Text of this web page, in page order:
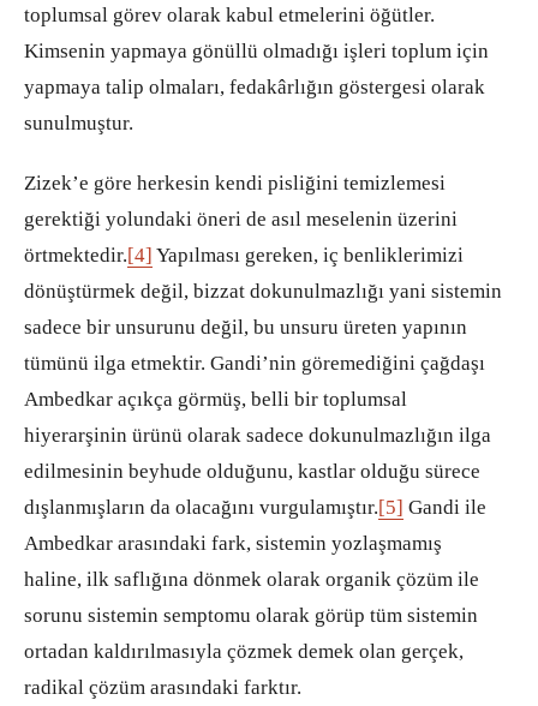
toplumsal görev olarak kabul etmelerini öğütler.
Kimsenin yapmaya gönüllü olmadığı işleri toplum için
yapmaya talip olmaları, fedakârlığın göstergesi olarak
sunulmuştur.
Zizek’e göre herkesin kendi pisliğini temizlemesi
gerektiği yolundaki öneri de asıl meselenin üzerini
örtmektedir.[4] Yapılması gereken, iç benliklerimizi
dönüştürmek değil, bizzat dokunulmazlığı yani sistemin
sadece bir unsurunu değil, bu unsuru üreten yapının
tümünü ilga etmektir. Gandi’nin göremediğini çağdaşı
Ambedkar açıkça görmüş, belli bir toplumsal
hiyerarşinin ürünü olarak sadece dokunulmazlığın ilga
edilmesinin beyhude olduğunu, kastlar olduğu sürece
dışlanmışların da olacağını vurgulamıştır.[5] Gandi ile
Ambedkar arasındaki fark, sistemin yozlaşmamış
haline, ilk saflığına dönmek olarak organik çözüm ile
sorunu sistemin semptomu olarak görüp tüm sistemin
ortadan kaldırılmasıyla çözmek demek olan gerçek,
radikal çözüm arasındaki farktır.